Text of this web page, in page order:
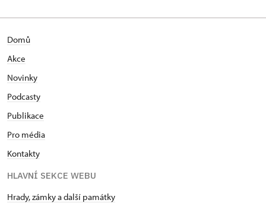
Domů
Akce
Novinky
Podcasty
Publikace
Pro média
Kontakty
HLAVNÍ SEKCE WEBU
Hrady, zámky a další památky